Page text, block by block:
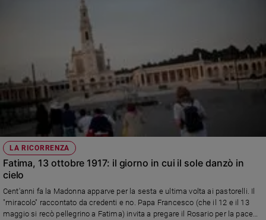
LA RICORRENZA
Fatima, 13 ottobre 1917: il giorno in cui il sole danzò in
cielo
Cent'anni fa la Madonna apparve per la sesta e ultima volta ai pastorelli. Il
"miracolo" raccontato da credenti e no. Papa Francesco (che il 12 e il 13
maggio si recò pellegrino a Fatima) invita a pregare il Rosario per la pace